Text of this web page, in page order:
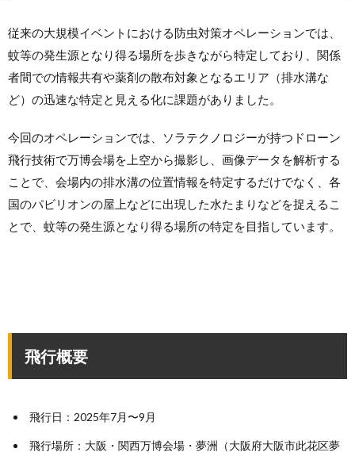
従来の大規模イベントにおける防虫対策オペレーションでは、
蚊等の発生源となり得る場所を歩きながら特定しており、関係
者間での情報共有や薬剤の散布対象となるエリア（排水溝な
ど）の迅速な特定と見える化に課題がありました。
今回のオペレーションでは、ソラテクノロジーが持つドローン
飛行技術で万博会場を上空から撮影し、画像データを解析する
ことで、会場内の排水溝の位置情報を特定するだけでなく、各
国のパビリオンの屋上などに出現した水たまりなどを捉えるこ
とで、蚊等の発生源となり得る場所の特定を目指しています。
飛行概要
飛行日：2025年7月〜9月
飛行場所：大阪・関西万博会場・夢洲（大阪府大阪市此花区夢